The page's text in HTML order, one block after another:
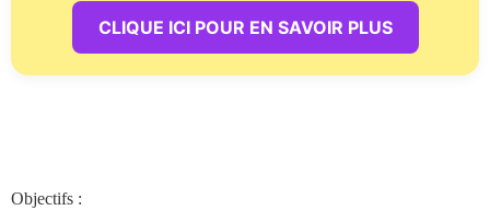
CLIQUE ICI POUR EN SAVOIR PLUS
Objectifs :